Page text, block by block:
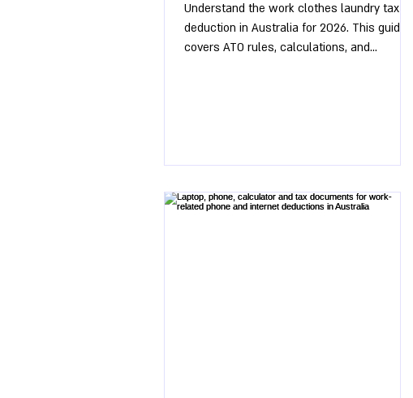
Understand the work clothes laundry tax
deduction in Australia for 2026. This guide
covers ATO rules, calculations, and